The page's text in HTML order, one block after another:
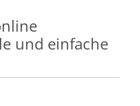
und einfache